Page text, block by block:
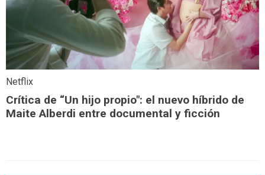
Netflix
Crítica de “Un hijo propio": el nuevo híbrido de
Maite Alberdi entre documental y ficción